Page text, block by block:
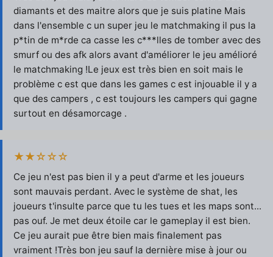
diamants et des maitre alors que je suis platine Mais
dans l'ensemble c un super jeu le matchmaking il pus la
p*tin de m*rde ca casse les c***lles de tomber avec des
smurf ou des afk alors avant d'améliorer le jeu amélioré
le matchmaking !Le jeux est très bien en soit mais le
problème c est que dans les games c est injouable il y a
que des campers , c est toujours les campers qui gagne
surtout en désamorcage .
★★☆☆☆
Ce jeu n'est pas bien il y a peut d'arme et les joueurs
sont mauvais perdant. Avec le système de shat, les
joueurs t'insulte parce que tu les tues et les maps sont...
pas ouf. Je met deux étoile car le gameplay il est bien.
Ce jeu aurait pue être bien mais finalement pas
vraiment !Très bon jeu sauf la dernière mise à jour ou